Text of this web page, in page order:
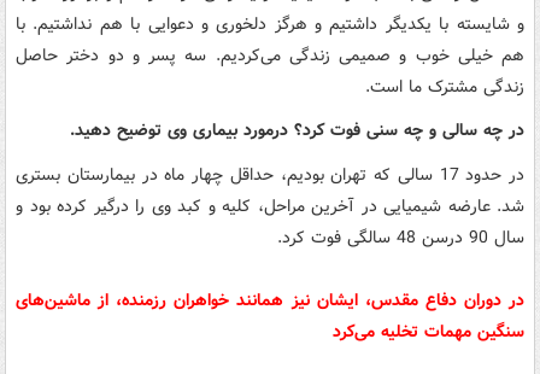
و شایسته با یکدیگر داشتیم و هرگز دلخوری و دعوایی با هم نداشتیم. با
هم خیلی خوب و صمیمی زندگی می‌کردیم. سه پسر و دو دختر حاصل
زندگی مشترک ما است.
در چه سالی و چه سنی فوت کرد؟ درمورد بیماری وی توضیح دهید.
در حدود 17 سالی که تهران بودیم، حداقل چهار ماه در بیمارستان بستری
شد. عارضه شیمیایی در آخرین مراحل، کلیه و کبد وی را درگیر کرده بود و
سال 90 درسن 48 سالگی فوت کرد.
در دوران دفاع مقدس، ایشان نیز همانند خواهران رزمنده، از ماشین‌های
سنگین مهمات تخلیه می‌کرد